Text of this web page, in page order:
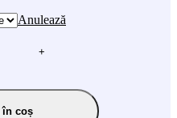
Anulează
+
în coș